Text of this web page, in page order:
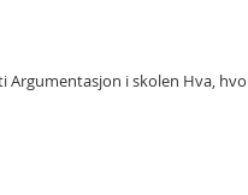
Argumentasjon i skolen Hva,